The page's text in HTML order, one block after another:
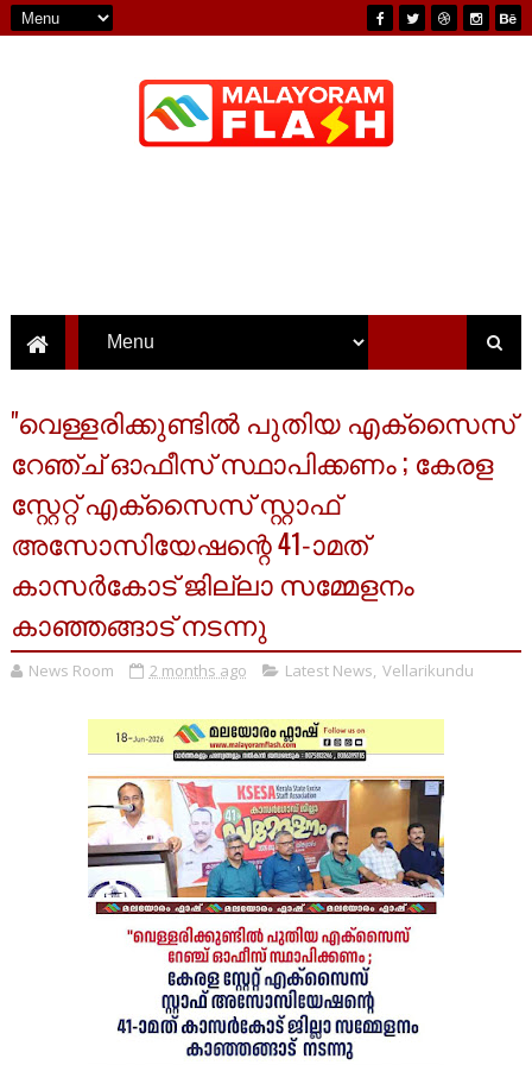
"വെള്ളരിക്കുണ്ടില്‍ പുതിയ എക്‌സൈസ്
റേഞ്ച് ഓഫീസ് സ്ഥാപിക്കണം ; കേരള
സ്റ്റേറ്റ് എക്സൈസ് സ്റ്റാഫ്
അസോസിയേഷന്റെ 41-ാമത്
കാസർകോട് ജില്ലാ സമ്മേളനം
കാഞ്ഞങ്ങാട് നടന്നു
News Room 2 months ago Latest News, Vellarikundu